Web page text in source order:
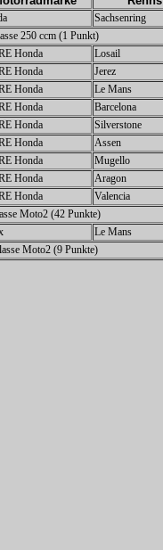
Sachsenring
250 ccm (1 Punkt)
Honda
Losail
Honda
Jerez
Honda
Le Mans
Honda
Barcelona
Honda
Silverstone
Honda
Assen
Honda
Mugello
Honda
Aragon
Honda
Valencia
Moto2 (42 Punkte)
Le Mans
Moto2 (9 Punkte)